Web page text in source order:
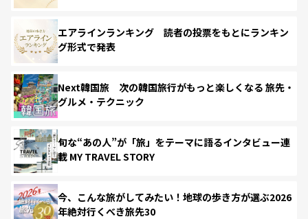
エアラインランキング 読者の投票をもとにランキン
グ形式で発表
Next韓国旅 次の韓国旅行がもっと楽しくなる 旅先・
グルメ・テクニック
旬な“あの人”が「旅」をテーマに語るインタビュー連
載 MY TRAVEL STORY
今、こんな旅がしてみたい！地球の歩き方が選ぶ2026
年絶対行くべき旅先30